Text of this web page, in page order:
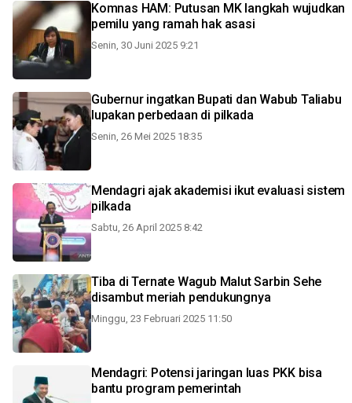
Komnas HAM: Putusan MK langkah wujudkan
pemilu yang ramah hak asasi
Senin, 30 Juni 2025 9:21
Gubernur ingatkan Bupati dan Wabub Taliabu
lupakan perbedaan di pilkada
Senin, 26 Mei 2025 18:35
Mendagri ajak akademisi ikut evaluasi sistem
pilkada
Sabtu, 26 April 2025 8:42
Tiba di Ternate Wagub Malut Sarbin Sehe
disambut meriah pendukungnya
Minggu, 23 Februari 2025 11:50
Mendagri: Potensi jaringan luas PKK bisa
bantu program pemerintah